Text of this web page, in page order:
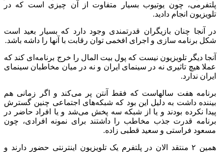
پلتفرمی، چون یوتیوب بسیار متفاوت از آن چیزی است که در
تلویزیون انجام دادید.
در آنجا چنان بازیگران قدرتمندی وجود دارد که بسیار بعید است
شکل برنامه سازی و اجرای افخمی توان رقابت با آنها را داشه باشد.
آنجا دیگر تلویزیون نیست که پول بیت المال را خرج برنامه‌ای کند که
عملا هیچ تاثیری نه در سینمای ایران و نه در میان مخاطبان سینمای
ایران ندارد.
برنامه هفت سالهاست که فقط آنتن پر می‌کند و اگر زمانی هم
بیننده داشت به دلیل این بود که شبکه‌های اجتماعی چنین گسترش
پیدا نکرده بودند و یا از شبکه سه پخش می‌شد و یا افراد حاضر در
برنامه قدرت جذب مخاطب را داشتند برای نمونه افرادی، چون
مسعود فراستی و سعید قطبی زاده.
همین ۲ منتقد الان در پلتفرم یک تلویزیون اینترنتی حضور دارند و